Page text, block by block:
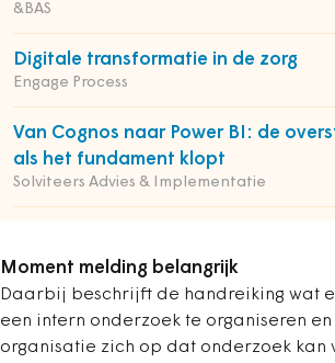
&BAS
Digitale transformatie in de zorg
Engage Process
Van Cognos naar Power BI: de
als het fundament klopt
Solviteers Advies & Implementatie
Moment melding belangrijk
Daarbij beschrijft de handreiking wat
een intern onderzoek te organiseren
organisatie zich op dat onderzoek kan